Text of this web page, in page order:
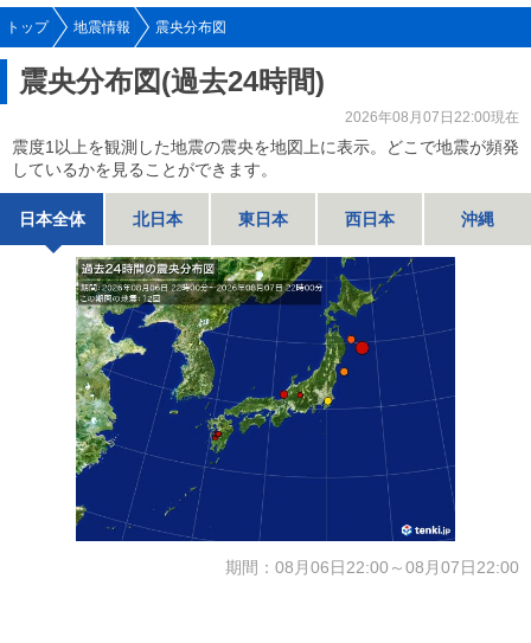
トップ 地震情報 震央分布図
震央分布図(過去24時間)
2026年08月07日22:00現在
震度1以上を観測した地震の震央を地図上に表示。どこで地震が頻発
しているかを見ることができます。
日本全体 北日本 東日本 西日本 沖縄
期間：08月06日22:00～08月07日22:00